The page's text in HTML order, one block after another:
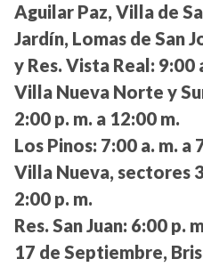
Aguilar Paz, Villa de
Jardín, Lomas de San
y Res. Vista Real: 9:00
Villa Nueva Norte y
2:00 p. m. a 12:00 m.
Los Pinos: 7:00 a. m. a
Villa Nueva, sectores
2:00 p. m.
Res. San Juan: 6:00 p.
17 de Septiembre,